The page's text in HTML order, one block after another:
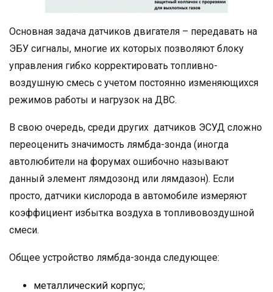
Основная задача датчиков двигателя – передавать на
ЭБУ сигналы, многие их которых позволяют блоку
управления гибко корректировать топливно-
воздушную смесь с учетом постоянно изменяющихся
режимов работы и нагрузок на ДВС.
В свою очередь, среди других датчиков ЭСУД сложно
переоценить значимость лямбда-зонда (иногда
автолюбители на форумах ошибочно называют
данный элемент лямдозонд или лямдазон). Если
просто, датчики кислорода в автомобиле измеряют
коэффициент избытка воздуха в топливовоздушной
смеси.
Общее устройство лямбда-зонда следующее:
металлический корпус;